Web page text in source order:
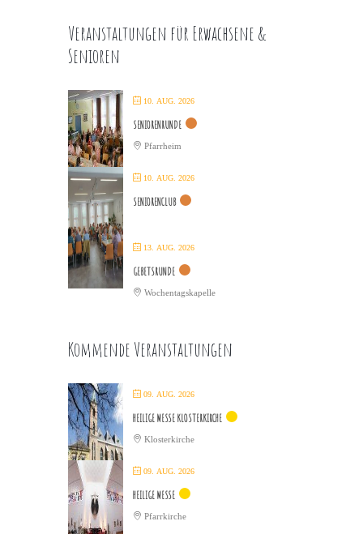
Veranstaltungen für Erwachsene &
Senioren
10. AUG. 2026
SENIORENRUNDE
Pfarrheim
10. AUG. 2026
SENIORENCLUB
13. AUG. 2026
GEBETSRUNDE
Wochentagskapelle
Kommende Veranstaltungen
09. AUG. 2026
HEILIGE MESSE KLOSTERKIRCHE
Klosterkirche
09. AUG. 2026
HEILIGE MESSE
Pfarrkirche